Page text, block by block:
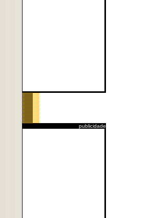
publicidade